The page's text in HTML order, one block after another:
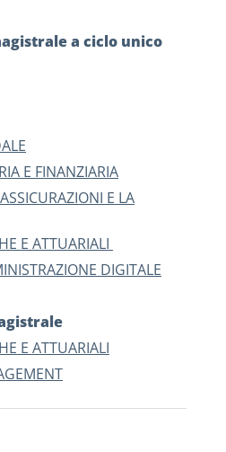
a ciclo unico
E FINANZIARIA
E LA
E ATTUARIALI
DIGITALE
E ATTUARIALI